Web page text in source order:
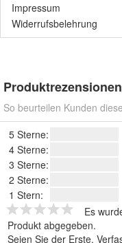
Impressum
Widerrufsbelehrung
Produktrezensionen
So beurteilen Kunden
5 Sterne:
4 Sterne:
3 Sterne:
2 Sterne:
1 Stern:
Es
Produkt abgegeben.
Seien Sie der Erste.